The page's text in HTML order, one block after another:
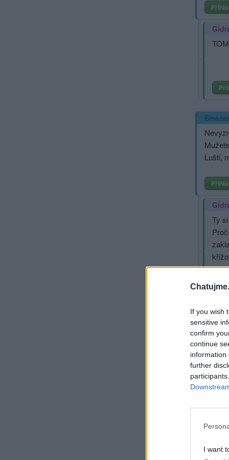
If you wish
sensitive
confirm
continue
information
further
I want
Lušti,
Ty
A